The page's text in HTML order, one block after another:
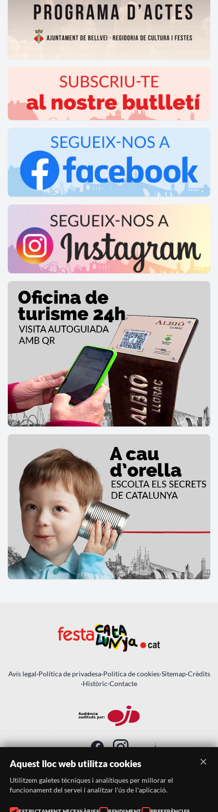
Avís legal·Política de privadesa·Política de cookies·Sitemap·Crèdits
·Històric·Contacte
SUBSCRIU-TE AL BUTLLETÍ
Aquest lloc web utilitza cookies
Utilitzem galetes tècniques i analítiques per millorar el
funcionament del servei i analitzar l'ús de l'aplicació.